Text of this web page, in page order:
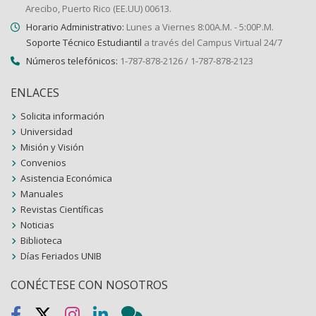
Arecibo, Puerto Rico (EE.UU) 00613.
Horario Administrativo: Lunes a Viernes 8:00A.M. - 5:00P.M.
Soporte Técnico Estudiantil a través del Campus Virtual 24/7
Números telefónicos: 1-787-878-2126 / 1-787-878-2123
ENLACES
Solicita información
Universidad
Misión y Visión
Convenios
Asistencia Económica
Manuales
Revistas Científicas
Noticias
Biblioteca
Días Feriados UNIB
CONÉCTESE CON NOSOTROS